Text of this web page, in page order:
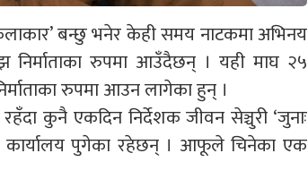
बन्छु भनेर केही समय नाटकमा अभिनय
निर्माताका रुपमा आउँदैछन् । यही माघ २५
रुपमा आउन लागेका हुन् ।
कुनै एकदिन निर्देशक जीवन सेञ्चुरी ‘जुनाः
कार्यालय पुगेका रहेछन् । आफूले चिनेका एक